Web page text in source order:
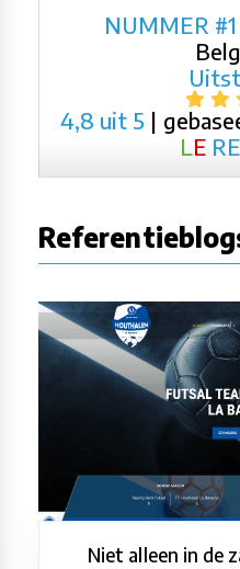
NUMMER #1
4,8 uit 5 |
LE
Niet alleen in de